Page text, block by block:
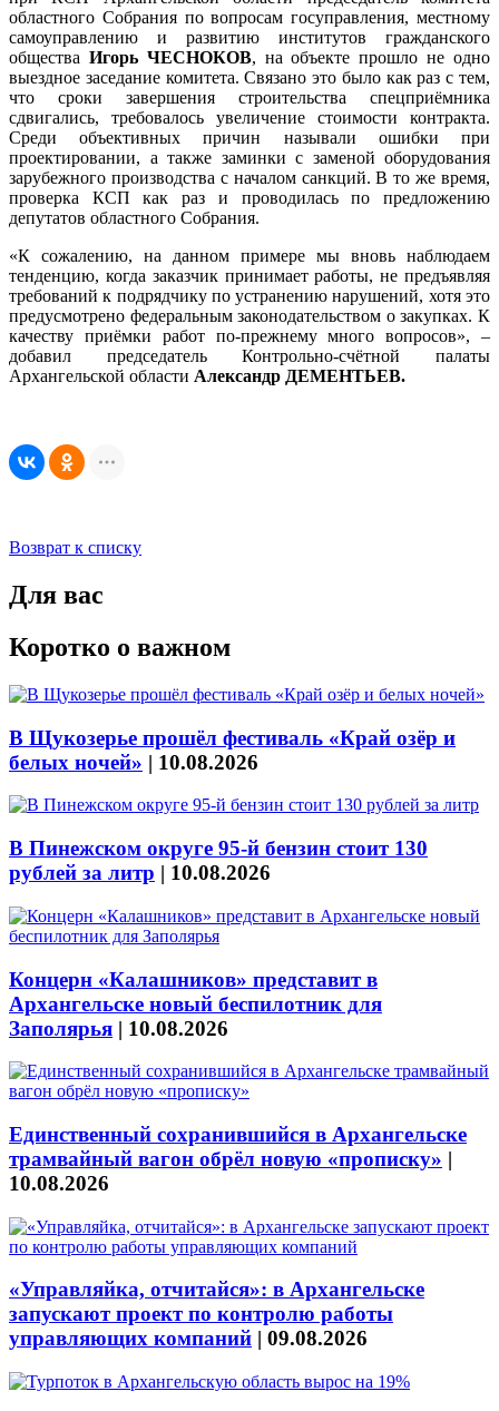
областного Собрания по вопросам госуправления, местному
самоуправлению и развитию институтов гражданского
общества Игорь ЧЕСНОКОВ, на объекте прошло не одно
выездное заседание комитета. Связано это было как раз с тем,
что сроки завершения строительства спецприёмника
сдвигались, требовалось увеличение стоимости контракта.
Среди объективных причин называли ошибки при
проектировании, а также заминки с заменой оборудования
зарубежного производства с началом санкций. В то же время,
проверка КСП как раз и проводилась по предложению
депутатов областного Собрания.
«К сожалению, на данном примере мы вновь наблюдаем
тенденцию, когда заказчик принимает работы, не предъявляя
требований к подрядчику по устранению нарушений, хотя это
предусмотрено федеральным законодательством о закупках. К
качеству приёмки работ по-прежнему много вопросов», –
добавил председатель Контрольно-счётной палаты
Архангельской области Александр ДЕМЕНТЬЕВ.
Возврат к списку
Для вас
Коротко о важном
В Щукозерье прошёл фестиваль «Край озёр и
белых ночей» | 10.08.2026
В Пинежском округе 95-й бензин стоит 130
рублей за литр | 10.08.2026
Концерн «Калашников» представит в
Архангельске новый беспилотник для
Заполярья | 10.08.2026
Единственный сохранившийся в Архангельске
трамвайный вагон обрёл новую «прописку» |
10.08.2026
«Управляйка, отчитайся»: в Архангельске
запускают проект по контролю работы
управляющих компаний | 09.08.2026